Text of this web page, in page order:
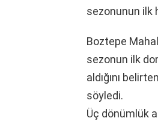
sezonunun ilk
Boztepe
sezonun ilk
aldığını
söyledi.
Üç dönümlük